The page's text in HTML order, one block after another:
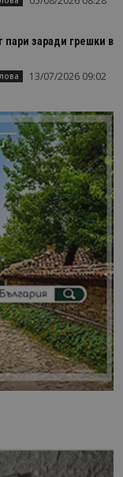
пари заради грешки в
13/07/2026 09:02